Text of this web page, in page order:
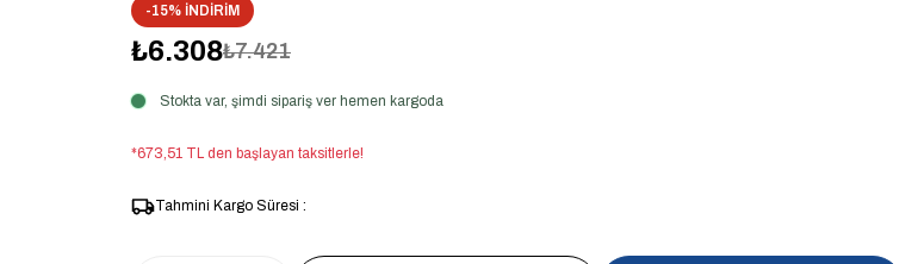
-15% İNDİRİM
₺6.308₺7.421
Stokta var, şimdi sipariş ver hemen kargoda
*673,51 TL den başlayan taksitlerle!
Tahmini Kargo Süresi :